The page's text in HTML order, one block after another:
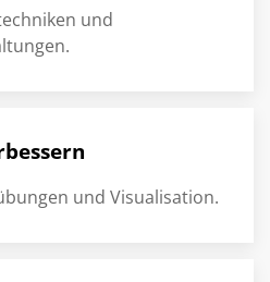
und
und Visualisation.